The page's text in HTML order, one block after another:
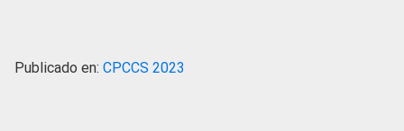
Publicado en: CPCCS 2023